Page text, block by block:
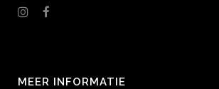
MEER INFORMATIE